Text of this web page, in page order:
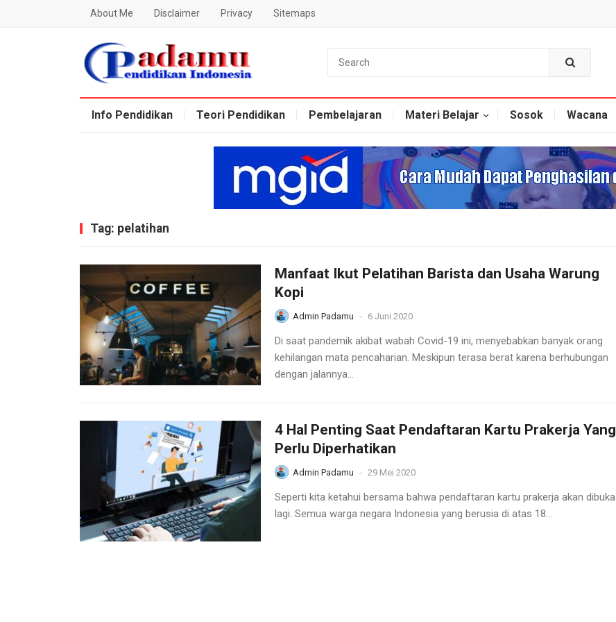
About Me Disclaimer Privacy Sitemaps
Blog Padamu
Info Pendidikan
Teori Pendidikan Pembelajaran Materi Belajar Sosok Wacana
Tag: pelatihan
Manfaat Ikut Pelatihan Barista dan Usaha Warung
Kopi
Admin Padamu - 6 Juni 2020
Di saat pandemik akibat wabah Covid-19 ini, menyebabkan banyak orang
kehilangan mata pencaharian. Meskipun terasa berat karena berhubungan
dengan jalannya...
4 Hal Penting Saat Pendaftaran Kartu Prakerja Yang
Perlu Diperhatikan
Admin Padamu - 29 Mei 2020
Seperti kita ketahui bersama bahwa pendaftaran kartu prakerja akan dibuka
lagi. Semua warga negara Indonesia yang berusia di atas 18...